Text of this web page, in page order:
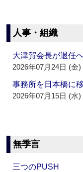
人事・組織
大津賀会長が退任
2026年07月24日 (金)
事務所を日本橋に
2026年07月15日 (水)
無季言
三つのPUSH